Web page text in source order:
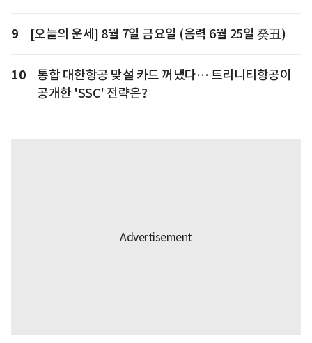
9 [오늘의 운세] 8월 7일 금요일 (음력 6월 25일 癸丑)
10
통합 대한항공 맞설 카드 꺼냈다… 트리니티항공이
공개한 'SSC' 전략은?